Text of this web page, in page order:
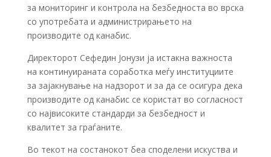
за мониторинг и контрола на безбедноста во врска
со употребата и администрирањето на
производите од канабис.
Директорот Сефедин Јонузи ја истакна важноста
на континуираната соработка меѓу институциите
за зајакнување на надзорот и за да се осигура дека
производите од канабис се користат во согласност
со највисоките стандарди за безбедност и
квалитет за граѓаните.
Во текот на состанокот беа споделени искуства и